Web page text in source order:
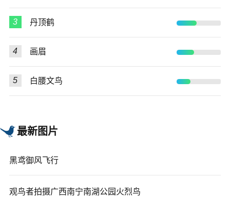
3 丹顶鹤
4 画眉
5 白腰文鸟
最新图片
黑鸢御风飞行
观鸟者拍摄广西南宁南湖公园火烈鸟